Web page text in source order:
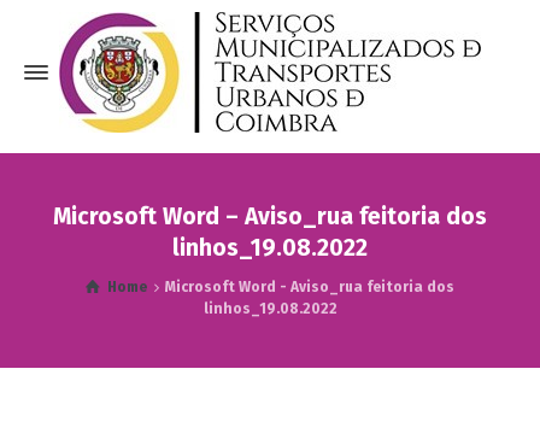
Microsoft Word – Aviso_rua feitoria dos
linhos_19.08.2022
Home
Microsoft Word - Aviso_rua feitoria dos
linhos_19.08.2022